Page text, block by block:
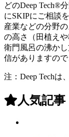
どのDeep Tech®
にSKIPにご相談
産業などの分野
の高さ（田植え
衛門風呂の沸か
信がありますので
注：Deep Techは
人気記事